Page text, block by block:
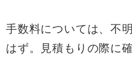
手数料については、不
はず。見積もりの際に